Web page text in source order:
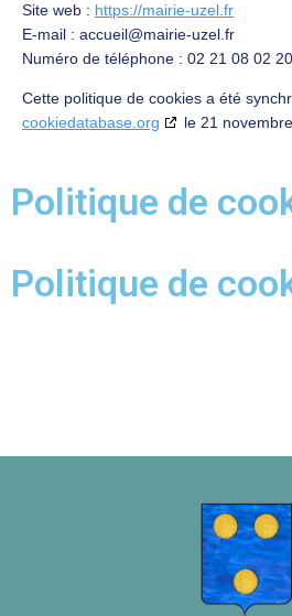
Site web : https://mairie-uzel.fr
E-mail : accueil@mairie-uzel.fr
Numéro de téléphone : 02 21 08 02 20
Cette politique de cookies a été
cookiedatabase.org
le 21
Politique de
Politique de